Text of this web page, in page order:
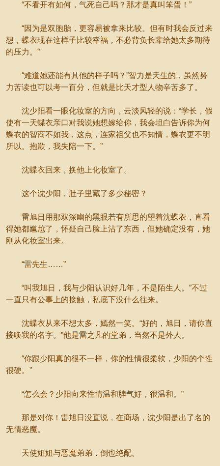
“不看开有如何，气死自己吗？那才是真叫笨蛋！”
“因为是双胞胎，更容易被拿来比较。但有时我会反过来
想，蝶衣现在这样子比较幸福，不必背负长辈给她太多期待
的压力。”
“难道她还能有其他的样子吗？”智力是天生的，虽然努
力苦读也可以考一百分，但就是比天才型人物辛苦多了。
沈少阳看一眼化妆室的方向，云淡风轻的说：“学长，假
使有一天蝶衣亲口对我说她想嫁给你，我会坦白告诉你为何
蝶衣的智商不如我，这点，连家祖父也不知情，蝶衣更不明
所以。抱歉，我失陪一下。”
沈蝶衣回来，换他上化妆室了。
这个沈少阳，肚子里藏了多少秘密？
雷旭日用那双深幽的黑眼若有所思的望着沈蝶衣，直看
得她都尴尬了，怀疑自己脸上沾了东西，但她确定没有，她
刚从化妆室出来。
“雷先生……”
“叫我旭日，我与少阳认识好几年，不是陌生人。”不过
一直只有公事上的接触，私底下没什么往来。
沈蝶衣从来不想太多，嫣然一笑。“好的，旭日，请你直
接唤我的名字。”他是雷之凡的堂弟，当然不是外人。
“你跟少阳真的很不一样，你的性情很柔软，少阳的个性
很硬。”
“怎么会？少阳向来性情温和脾气好，很温和。”
那是对你！雷旭日没直说，在商场，沈少阳是出了名的
无情恶魔。
天使姐姐与恶魔弟弟，倒也绝配。